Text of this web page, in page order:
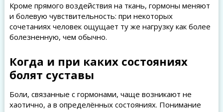
Кроме прямого воздействия на ткань, гормоны меняют
и болевую чувствительность: при некоторых
сочетаниях человек ощущает ту же нагрузку как более
болезненную, чем обычно.
Когда и при каких состояниях
болят суставы
Боли, связанные с гормонами, чаще возникают не
хаотично, а в определённых состояниях. Понимание